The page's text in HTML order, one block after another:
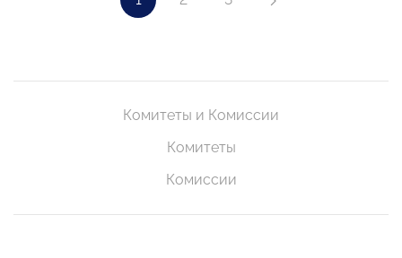
Комитеты и Комиссии
Комитеты
Комиссии